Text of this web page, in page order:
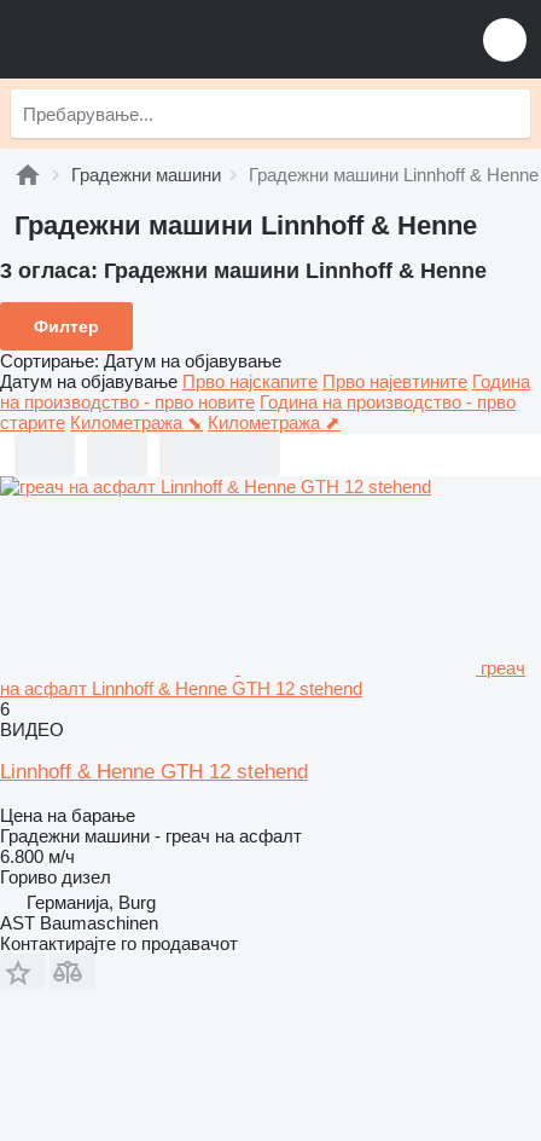
Градежни машини Градежни машини Linnhoff & Henne
Градежни машини Linnhoff & Henne
3 огласа: Градежни машини Linnhoff & Henne
Филтер
Сортирање: Датум на објавување
Датум на објавување Прво најскапите Прво најевтините Година
на производство - прво новите Година на производство - прво
старите Километража ⬊ Километража ⬈
греач
на асфалт Linnhoff & Henne GTH 12 stehend
6
ВИДЕО
Linnhoff & Henne GTH 12 stehend
Цена на барање
Градежни машини - греач на асфалт
6.800 м/ч
Гориво дизел
Германија, Burg
AST Baumaschinen
Контактирајте го продавачот